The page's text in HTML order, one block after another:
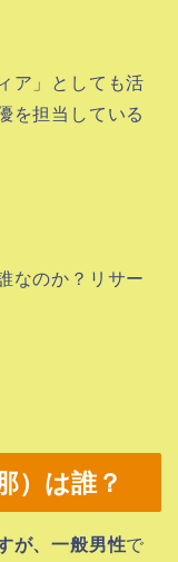
ア」としても活
を担当している
なのか？リサー
）は誰？
が、一般男性で